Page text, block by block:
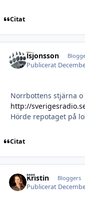
Citat
lsjonsson
Publicerat
Norrbottens stjärna o
http://
Hörde repotaget på
Citat
Kristin Bloggers
Publicerat